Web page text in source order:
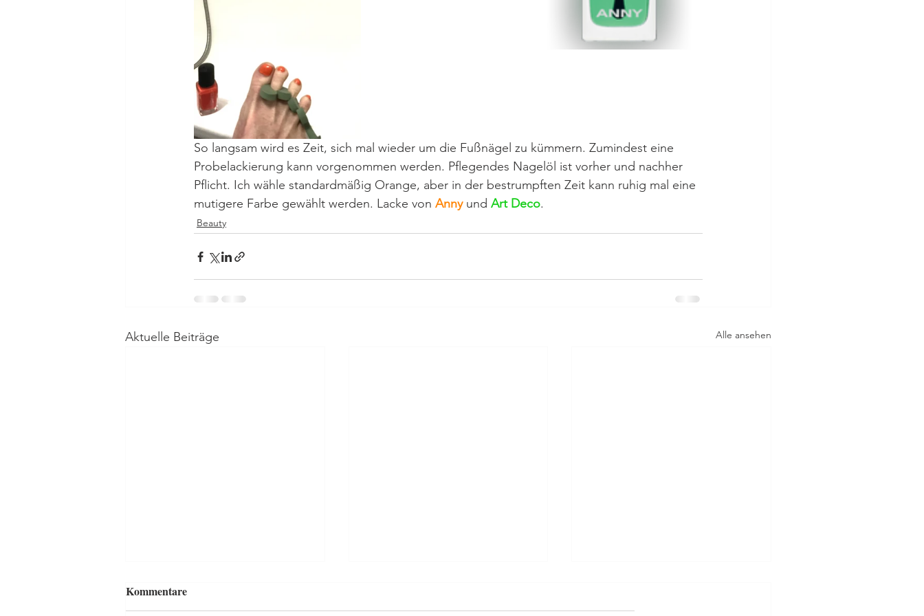
So langsam wird es Zeit, sich mal wieder um die Fußnägel zu kümmern. Zumindest eine
Probelackierung kann vorgenommen werden. Pflegendes Nagelöl ist vorher und nachher
Pflicht. Ich wähle standardmäßig Orange, aber in der bestrumpften Zeit kann ruhig mal eine
mutigere Farbe gewählt werden. Lacke von Anny und Art Deco.
Beauty
Aktuelle Beiträge Alle ansehen
Kommentare